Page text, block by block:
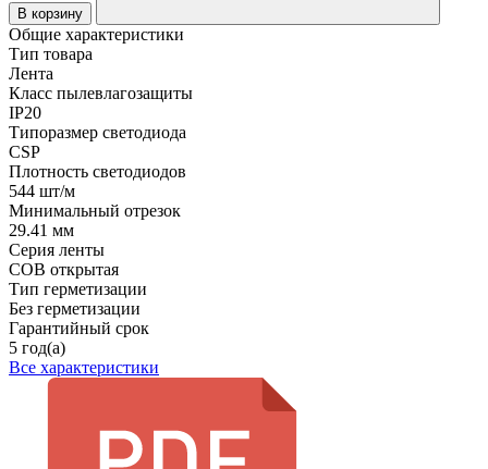
В корзину
Общие характеристики
Тип товара
Лента
Класс пылевлагозащиты
IP20
Типоразмер светодиода
CSP
Плотность светодиодов
544 шт/м
Минимальный отрезок
29.41 мм
Серия ленты
COB открытая
Тип герметизации
Без герметизации
Гарантийный срок
5 год(а)
Все характеристики